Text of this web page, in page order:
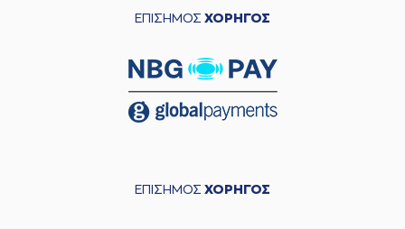
ΕΠΙΣΗΜΟΣ ΧΟΡΗΓΟΣ
ΕΠΙΣΗΜΟΣ ΧΟΡΗΓΟΣ